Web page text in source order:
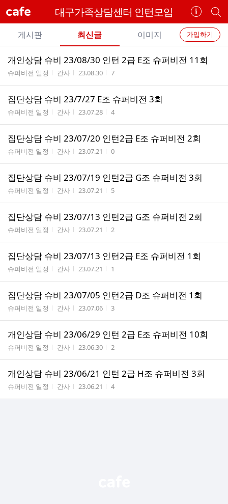
cafe 대구가족상담센터 인턴모임
카
페
정
보
기
개
별
카
페
카
페
메
뉴
가입하기
게시판 최신글 이미지
체
글
리
개인상담 슈비 23/08/30 인턴 2급 E조 슈퍼비전 11회
게시판명
슈퍼비전 일정 작성자
간사 작성시간
23.08.30 조회수
7
집단상담 슈비 23/7/27 E조 슈퍼비전 3회
게시판명
슈퍼비전 일정 작성자
간사 작성시간
23.07.28 조회수
4
집단상담 슈비 23/07/20 인턴2급 E조 슈퍼비전 2회
게시판명
슈퍼비전 일정 작성자
간사 작성시간
23.07.21 조회수
0
집단상담 슈비 23/07/19 인턴2급 G조 슈퍼비전 3회
게시판명
슈퍼비전 일정 작성자
간사 작성시간
23.07.21 조회수
5
집단상담 슈비 23/07/13 인턴2급 G조 슈퍼비전 2회
게시판명
슈퍼비전 일정 작성자
간사 작성시간
23.07.21 조회수
2
집단상담 슈비 23/07/13 인턴2급 E조 슈퍼비전 1회
게시판명
슈퍼비전 일정 작성자
간사 작성시간
23.07.21 조회수
1
집단상담 슈비 23/07/05 인턴2급 D조 슈퍼비전 1회
게시판명
슈퍼비전 일정 작성자
간사 작성시간
23.07.06 조회수
3
개인상담 슈비 23/06/29 인턴 2급 E조 슈퍼비전 10회
게시판명
슈퍼비전 일정 작성자
간사 작성시간
23.06.30 조회수
2
개인상담 슈비 23/06/21 인턴 2급 H조 슈퍼비전 3회
게시판명
슈퍼비전 일정 작성자
간사 작성시간
23.06.21 조회수
4